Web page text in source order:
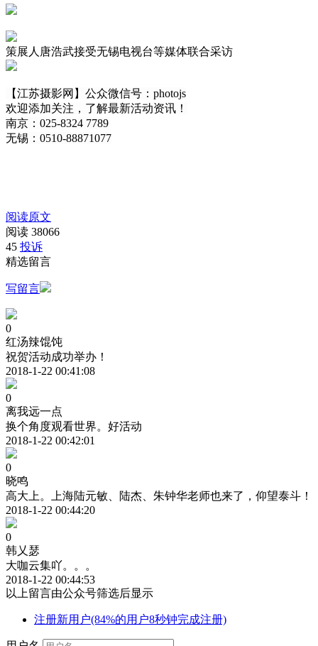
策展人唐浩武接受无锡电视台等媒体联合采访
【江苏摄影网】公众微信号：photojs
欢迎添加关注，了解最新活动资讯！
南京：025-8324 7789
无锡：0510-88871077
阅读原文
阅读 38066
45 投诉
精选留言
写留言
0
红汤辣馄饨
祝贺活动成功举办！
2018-1-22 00:41:08
0
离我远一点
换个角度观看世界。好活动
2018-1-22 00:42:01
0
晓鸣
高大上。上海陆元敏、陆杰、朱钟华老师也来了，仰望泰斗！
2018-1-22 00:44:20
0
韩乂瑟
大咖云集吖。。。
2018-1-22 00:44:53
以上留言由公众号筛选后显示
注册新用户(84%的用户8秒钟完成注册)